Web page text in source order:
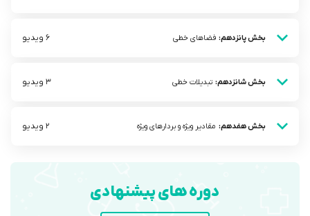
بخش پانزدهم: فضاهای خطی 6 ویدیو
بخش شانزدهم: تبدیلات خطی 3 ویدیو
بخش هفدهم: مقادیر ویژه و بردار‌های ویژه 2 ویدیو
دوره های پیشنهادی